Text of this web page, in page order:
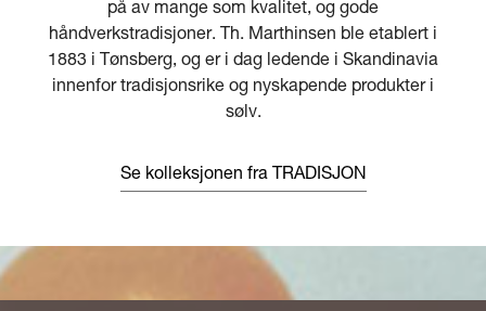
på av mange som kvalitet, og gode
håndverkstradisjoner. Th. Marthinsen ble etablert i
1883 i Tønsberg, og er i dag ledende i Skandinavia
innenfor tradisjonsrike og nyskapende produkter i
sølv.
Se kolleksjonen fra TRADISJON